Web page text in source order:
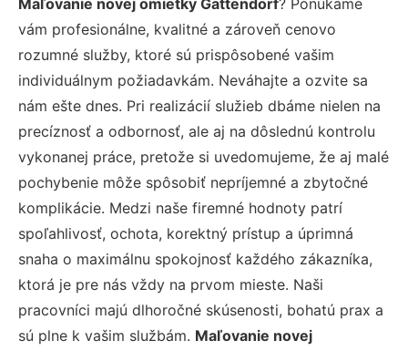
Maľovanie novej omietky Gattendorf? Ponúkame
vám profesionálne, kvalitné a zároveň cenovo
rozumné služby, ktoré sú prispôsobené vašim
individuálnym požiadavkám. Neváhajte a ozvite sa
nám ešte dnes. Pri realizácií služieb dbáme nielen na
precíznosť a odbornosť, ale aj na dôslednú kontrolu
vykonanej práce, pretože si uvedomujeme, že aj malé
pochybenie môže spôsobiť nepríjemné a zbytočné
komplikácie. Medzi naše firemné hodnoty patrí
spoľahlivosť, ochota, korektný prístup a úprimná
snaha o maximálnu spokojnosť každého zákazníka,
ktorá je pre nás vždy na prvom mieste. Naši
pracovníci majú dlhoročné skúsenosti, bohatú prax a
sú plne k vašim službám. Maľovanie novej